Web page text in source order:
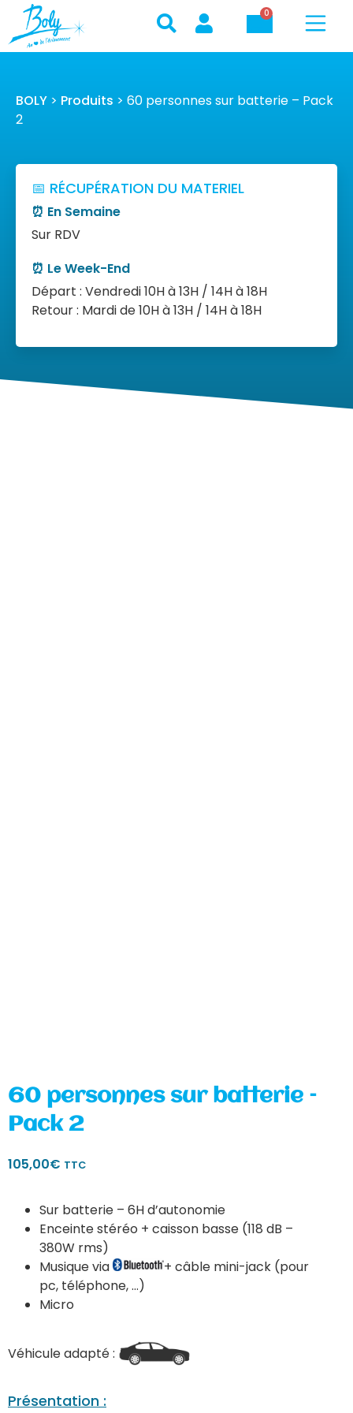
0
BOLY > Produits > 60 personnes sur batterie – Pack
2
📅 RÉCUPÉRATION DU MATERIEL
⏰ En Semaine
Sur RDV
⏰ Le Week-End
Départ : Vendredi 10H à 13H / 14H à 18H
Retour : Mardi de 10H à 13H / 14H à 18H
60 personnes sur batterie –
Pack 2
105,00€ TTC
Sur batterie – 6H d’autonomie
Enceinte stéréo + caisson basse (118 dB –
380W rms)
Musique via
+ câble mini-jack (pour
pc, téléphone, …)
Micro
Véhicule adapté :
Présentation :